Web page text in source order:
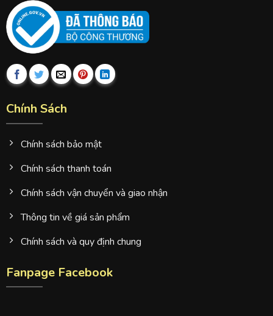
Chính Sách
Chính sách bảo mật
Chính sách thanh toán
Chính sách vận chuyển và giao nhận
Thông tin về giá sản phẩm
Chính sách và quy định chung
Fanpage Facebook